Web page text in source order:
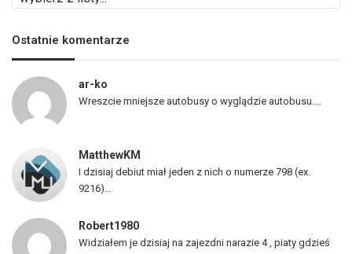
i
t
a
o
j
w
Ostatnie komentarze
ar-ko
Wreszcie mniejsze autobusy o wyglądzie autobusu....
MatthewKM
I dzisiaj debiut miał jeden z nich o numerze 798 (ex.
9216)...
Robert1980
Widziałem je dzisiaj na zajezdni narazie 4 , piaty gdzieś